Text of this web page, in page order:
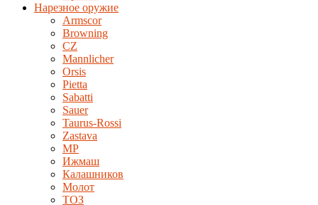
Нарезное оружие
Armscor
Browning
CZ
Mannlicher
Orsis
Pietta
Sabatti
Sauer
Taurus-Rossi
Zastava
MP
Ижмаш
Калашников
Молот
ТОЗ